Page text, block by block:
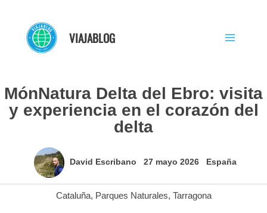
contenido
VIAJABLOG
MónNatura Delta del Ebro: visita
y experiencia en el corazón del
delta
David Escribano 27 mayo 2026 España
Cataluña, Parques Naturales, Tarragona